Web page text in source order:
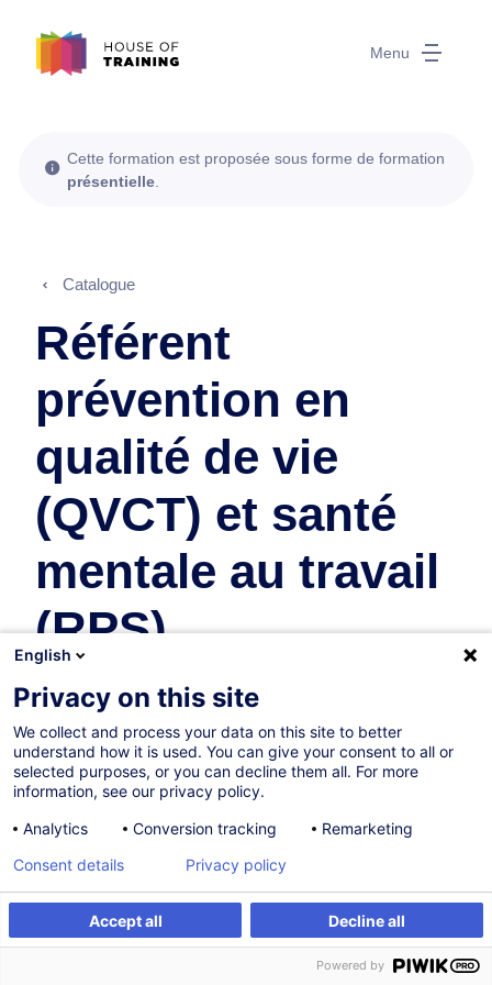
Menu
S'inscrire Formation sur mesure
Cette formation est proposée sous forme de formation
présentielle
Catalogue
Référent
prévention en
qualité de vie
(QVCT) et santé
mentale au travail
(RPS)
Parcours certifiant
English
Privacy on this site
We collect and process your data on this site to better
understand how it is used. You can give your consent to all or
selected purposes, or you can decline them all. For more
information, see our privacy policy.
Analytics
Conversion tracking Remarketing
Accept all Decline all
Consent details Privacy policy
Powered by